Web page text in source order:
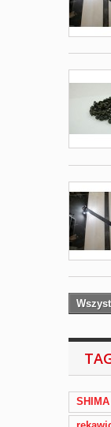
SHIMA